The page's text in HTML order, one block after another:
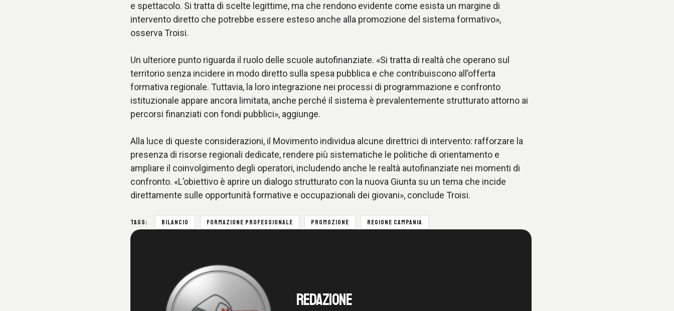
e spettacolo. Si tratta di scelte legittime, ma che rendono evidente come esista un margine di
intervento diretto che potrebbe essere esteso anche alla promozione del sistema formativo»,
osserva Troisi.
Un ulteriore punto riguarda il ruolo delle scuole autofinanziate. «Si tratta di realtà che operano sul
territorio senza incidere in modo diretto sulla spesa pubblica e che contribuiscono all’offerta
formativa regionale. Tuttavia, la loro integrazione nei processi di programmazione e confronto
istituzionale appare ancora limitata, anche perché il sistema è prevalentemente strutturato attorno ai
percorsi finanziati con fondi pubblici», aggiunge.
Alla luce di queste considerazioni, il Movimento individua alcune direttrici di intervento: rafforzare la
presenza di risorse regionali dedicate, rendere più sistematiche le politiche di orientamento e
ampliare il coinvolgimento degli operatori, includendo anche le realtà autofinanziate nei momenti di
confronto. «L’obiettivo è aprire un dialogo strutturato con la nuova Giunta su un tema che incide
direttamente sulle opportunità formative e occupazionali dei giovani», conclude Troisi.
TAGS: BILANCIO FORMAZIONE PROFESSIONALE PROMOZIONE REGIONE CAMPANIA
REDAZIONE